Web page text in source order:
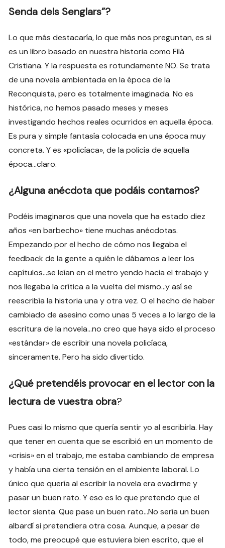
Senda dels Senglars”?
Lo que más destacaría, lo que más nos preguntan, es si
es un libro basado en nuestra historia como Filà
Cristiana. Y la respuesta es rotundamente NO. Se trata
de una novela ambientada en la época de la
Reconquista, pero es totalmente imaginada. No es
histórica, no hemos pasado meses y meses
investigando hechos reales ocurridos en aquella época.
Es pura y simple fantasía colocada en una época muy
concreta. Y es «policíaca», de la policía de aquella
época…claro.
¿Alguna anécdota que podáis contarnos?
Podéis imaginaros que una novela que ha estado diez
años «en barbecho» tiene muchas anécdotas.
Empezando por el hecho de cómo nos llegaba el
feedback de la gente a quién le dábamos a leer los
capítulos…se leían en el metro yendo hacia el trabajo y
nos llegaba la crítica a la vuelta del mismo…y así se
reescribía la historia una y otra vez. O el hecho de haber
cambiado de asesino como unas 5 veces a lo largo de la
escritura de la novela…no creo que haya sido el proceso
«estándar» de escribir una novela policíaca,
sinceramente. Pero ha sido divertido.
¿Qué pretendéis provocar en el lector con la
lectura de vuestra obra?
Pues casi lo mismo que quería sentir yo al escribirla. Hay
que tener en cuenta que se escribió en un momento de
«crisis» en el trabajo, me estaba cambiando de empresa
y había una cierta tensión en el ambiente laboral. Lo
único que quería al escribir la novela era evadirme y
pasar un buen rato. Y eso es lo que pretendo que el
lector sienta. Que pase un buen rato…No sería un buen
albardí si pretendiera otra cosa. Aunque, a pesar de
todo, me preocupé que estuviera bien escrito, que el